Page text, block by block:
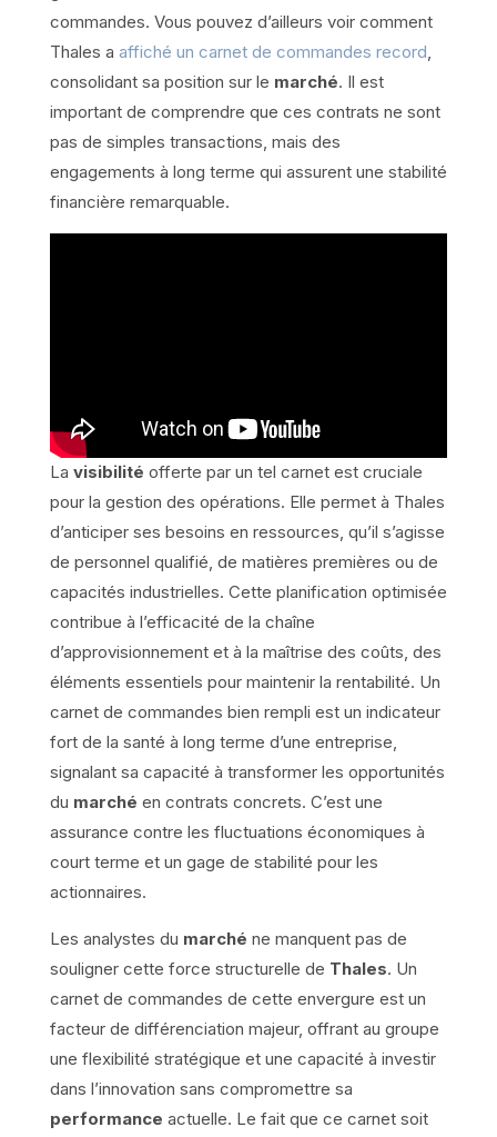
commandes. Vous pouvez d’ailleurs voir comment
Thales a affiché un carnet de commandes record
consolidant sa position sur le marché. Il est
important de comprendre que ces contrats ne sont
pas de simples transactions, mais des
engagements à long terme qui assurent une stabilité
financière remarquable.
La visibilité offerte par un tel carnet est cruciale
pour la gestion des opérations. Elle permet à Thales
d’anticiper ses besoins en ressources, qu’il s’agisse
de personnel qualifié, de matières premières ou de
capacités industrielles. Cette planification optimisée
contribue à l’efficacité de la chaîne
d’approvisionnement et à la maîtrise des coûts, des
éléments essentiels pour maintenir la rentabilité. Un
carnet de commandes bien rempli est un indicateur
fort de la santé à long terme d’une entreprise,
signalant sa capacité à transformer les opportunités
du marché en contrats concrets. C’est une
assurance contre les fluctuations économiques à
court terme et un gage de stabilité pour les
actionnaires.
Les analystes du marché ne manquent pas de
souligner cette force structurelle de Thales. Un
carnet de commandes de cette envergure est un
facteur de différenciation majeur, offrant au groupe
une flexibilité stratégique et une capacité à investir
dans l’innovation sans compromettre sa
performance actuelle. Le fait que ce carnet soit